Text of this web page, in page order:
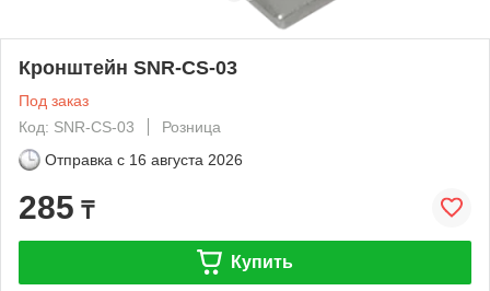
Кронштейн SNR-CS-03
Под заказ
Код: SNR-CS-03
Розница
Отправка с 16 августа 2026
285 ₸
Купить